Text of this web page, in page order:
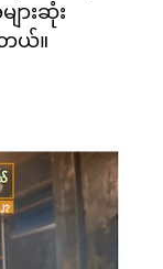
ားဆုံး
တယ်။